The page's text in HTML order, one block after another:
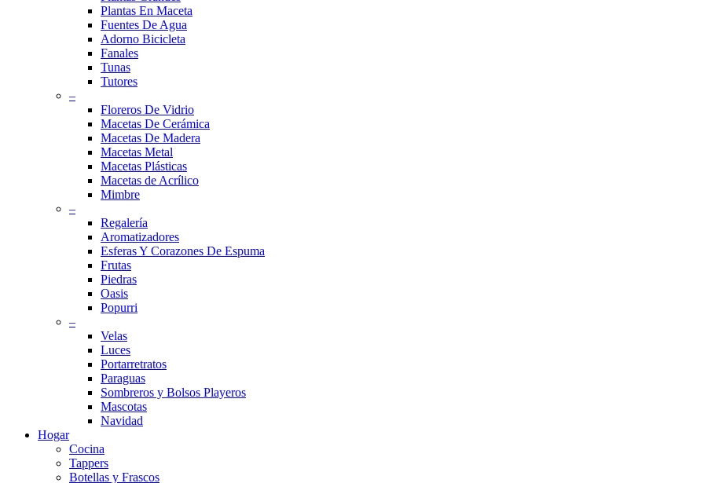
Plantas En Maceta
Fuentes De Agua
Adorno Bicicleta
Fanales
Tunas
Tutores
–
Floreros De Vidrio
Macetas De Cerámica
Macetas De Madera
Macetas Metal
Macetas Plásticas
Macetas de Acrílico
Mimbre
–
Regalería
Aromatizadores
Esferas Y Corazones De Espuma
Frutas
Piedras
Oasis
Popurri
–
Velas
Luces
Portarretratos
Paraguas
Sombreros y Bolsos Playeros
Mascotas
Navidad
Hogar
Cocina
Tappers
Botellas y Frascos